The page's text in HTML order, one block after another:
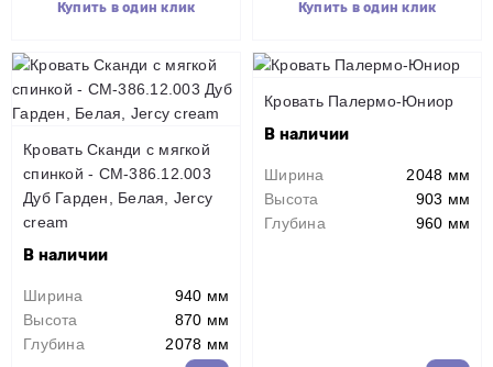
Купить в один клик Купить в один клик
Кровать Сканди с мягкой
спинкой - СМ-386.12.003
Дуб Гарден, Белая, Jercy
cream
В наличии
Ширина
940 мм
Высота
870 мм
Глубина
2078 мм
Кровать Палермо-Юниор
В наличии
Ширина
2048 мм
Высота
903 мм
Глубина
960 мм